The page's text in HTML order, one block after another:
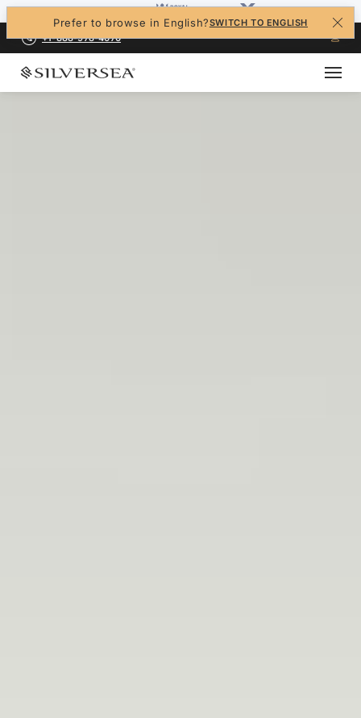
Prefer to browse in English?SWITCH TO ENGLISH
+1-888-978-4070